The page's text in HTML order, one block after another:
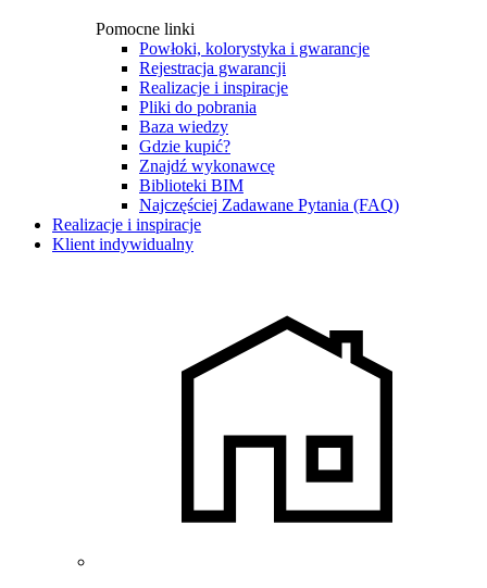
Pomocne linki
Powłoki, kolorystyka i gwarancje
Rejestracja gwarancji
Realizacje i inspiracje
Pliki do pobrania
Baza wiedzy
Gdzie kupić?
Znajdź wykonawcę
Biblioteki BIM
Najczęściej Zadawane Pytania (FAQ)
Realizacje i inspiracje
Klient indywidualny